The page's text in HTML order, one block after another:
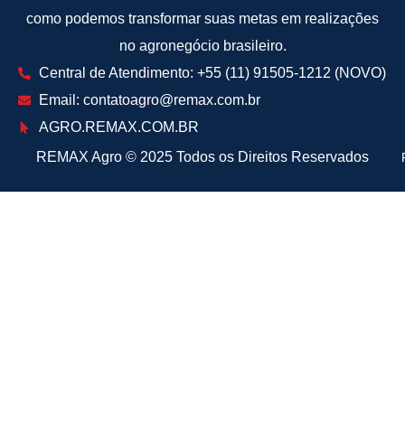
como podemos transformar suas metas em realizações
no agronegócio brasileiro.
Central de Atendimento: +55 (11) 91505-1212 (NOVO)
Email: contatoagro@remax.com.br
AGRO.REMAX.COM.BR
REMAX Agro © 2025 Todos os Direitos Reservados